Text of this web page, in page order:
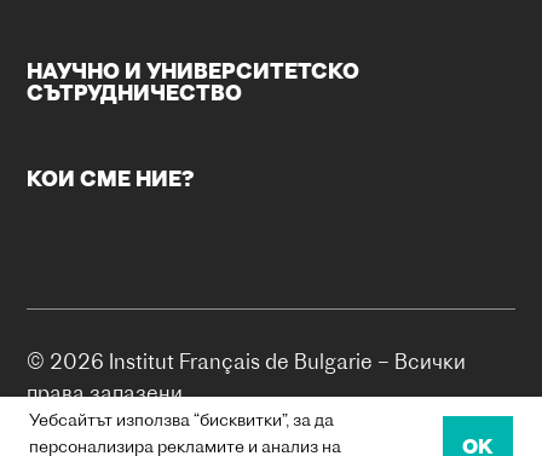
НАУЧНО И УНИВЕРСИТЕТСКО
СЪТРУДНИЧЕСТВО
КОИ СМЕ НИЕ?
© 2026 Institut Français de Bulgarie – Всички
права запазени.
БИСКВИТКИ
Уебсайтът използва “бисквитки”, за да
персонализира рекламите и анализ на
OK